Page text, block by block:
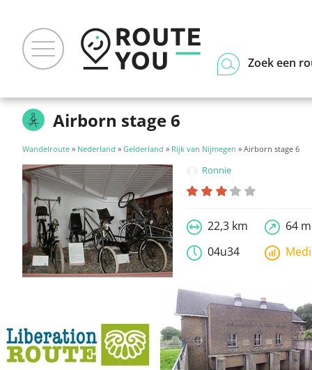
Zoek een
Airborn stage 6
Wandelroute » Nederland » Gelderland » Rijk van Nijmegen » Airborn stage 6
Ronnie
22,3 km
64 m
04u34